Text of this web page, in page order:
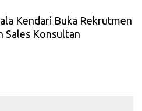
Kendari Buka Rekrutmen
Sales Konsultan